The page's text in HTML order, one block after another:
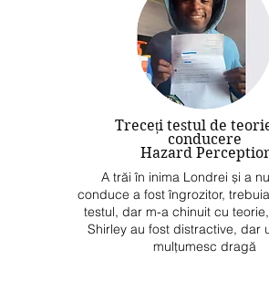
Treceți testul de
conducere
Hazard
A trăi în inima Londrei și a
conduce a fost îngrozitor,
testul, dar m-a chinuit cu
Shirley au fost distractive, dar
mulțumesc dragă